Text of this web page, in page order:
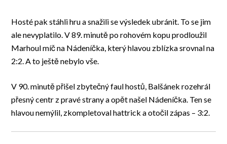
Hosté pak stáhli hru a snažili se výsledek ubránit. To se jim
ale nevyplatilo. V 89. minutě po rohovém kopu prodloužil
Marhoul míč na Nádeníčka, který hlavou zblízka srovnal na
2:2. A to ještě nebylo vše.
V 90. minutě přišel zbytečný faul hostů, Balšánek rozehrál
přesný centr z pravé strany a opět našel Nádeníčka. Ten se
hlavou nemýlil, zkompletoval hattrick a otočil zápas – 3:2.